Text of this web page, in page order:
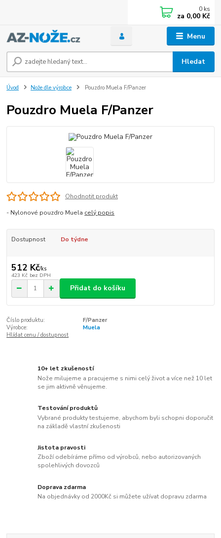
Menu
Hledat
0 ks
za 0,00 Kč
Úvod Nože dle výrobce Pouzdro Muela F/Panzer
Pouzdro Muela F/Panzer
Ohodnotit produkt
- Nylonové pouzdro Muela celý popis
Dostupnost Do týdne
512 Kč/ks
423 Kč bez DPH
Přidat do košíku
Číslo produktu:
F/Panzer
Výrobce:
Muela
Hlídat cenu / dostupnost
10+ let zkušeností
Nože milujeme a pracujeme s nimi celý život a více než 10 let
se jim aktivně věnujeme.
Testování produktů
Vybrané produkty testujeme, abychom byli schopni doporučit
na základě vlastní zkušenosti
Jistota pravosti
Zboží odebíráme přímo od výrobců, nebo autorizovaných
spolehlivých dovozců
Doprava zdarma
Na objednávky od 2000Kč si můžete užívat dopravu zdarma